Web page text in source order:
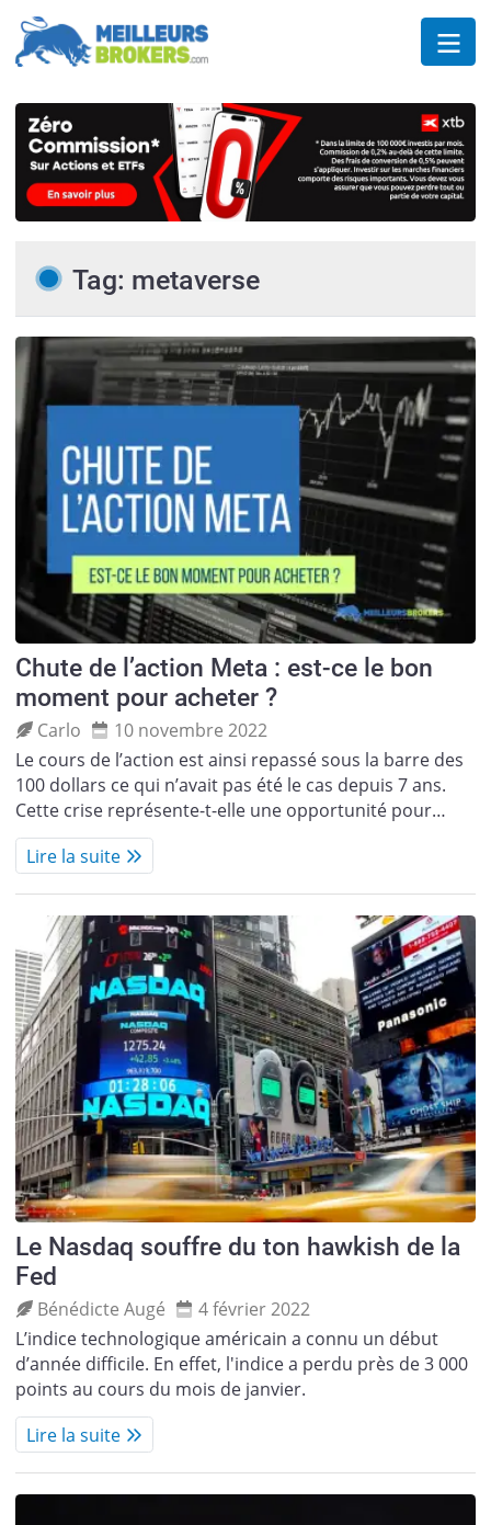
Tag: metaverse
Chute de l’action Meta : est-ce le bon
moment pour acheter ?
Carlo
10 novembre 2022
Le cours de l’action est ainsi repassé sous la barre des
100 dollars ce qui n’avait pas été le cas depuis 7 ans.
Cette crise représente-t-elle une opportunité pour…
Lire la suite
Le Nasdaq souffre du ton hawkish de la
Fed
Bénédicte Augé
4 février 2022
L’indice technologique américain a connu un début
d’année difficile. En effet, l'indice a perdu près de 3 000
points au cours du mois de janvier.
Lire la suite